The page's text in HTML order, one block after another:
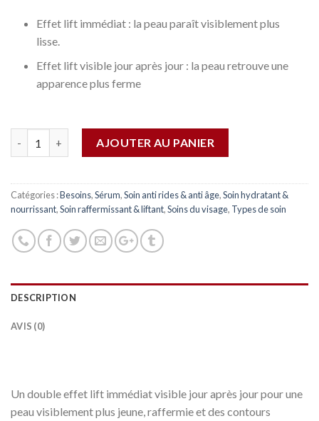
Effet lift immédiat : la peau paraît visiblement plus
lisse.
Effet lift visible jour après jour : la peau retrouve une
apparence plus ferme
AJOUTER AU PANIER
Catégories :Besoins,Sérum,Soin anti rides & anti âge,Soin hydratant &
nourrissant,Soin raffermissant & liftant,Soins du visage, Types de soin
DESCRIPTION
AVIS (0)
Un double effet lift immédiat visible jour après jour pour une
peau visiblement plus jeune, raffermie et des contours